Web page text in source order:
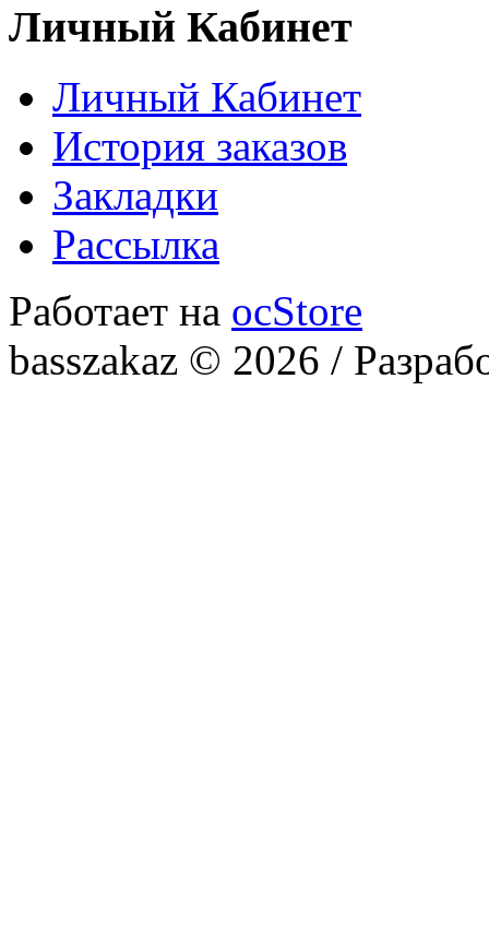
Личный Кабинет
Личный Кабинет
История заказов
Закладки
Рассылка
Работает на ocStore
basszakaz © 2026 /